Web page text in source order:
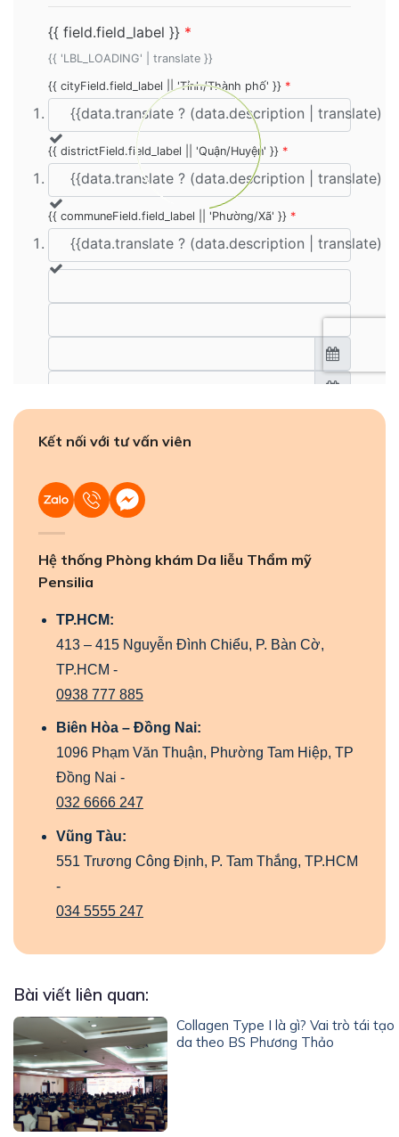
Kết nối với tư vấn viên
Hệ thống Phòng khám Da liễu Thẩm mỹ
Pensilia
TP.HCM:
413 – 415 Nguyễn Đình Chiểu, P. Bàn Cờ,
TP.HCM -
0938 777 885
Biên Hòa – Đồng Nai:
1096 Phạm Văn Thuận, Phường Tam Hiệp, TP
Đồng Nai -
032 6666 247
Vũng Tàu:
551 Trương Công Định, P. Tam Thắng, TP.HCM
-
034 5555 247
Bài viết liên quan:
Collagen Type I là gì? Vai trò tái tạo
da theo BS Phương Thảo